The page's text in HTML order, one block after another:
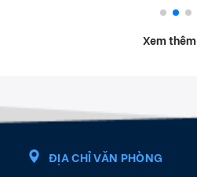
Xem thêm
ĐỊA CHỈ VĂN PHÒNG